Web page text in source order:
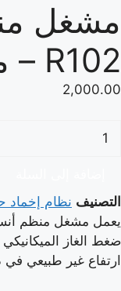
مشغل
R102 – موديل 429850
2,000.00
مشغل
R102
-
موديل
429850
التصنيف نظام إخماد
ضغط الغاز
ارتفاع غير طبيعي